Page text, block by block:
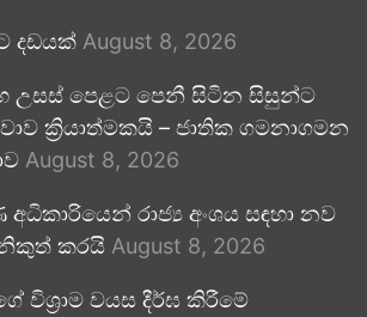
දඩයක් August 8, 2026
උසස් පෙළට පෙනී සිටින සිසුන්ට
ක්‍රියාත්මකයි – ජාතික ගමනාගමන
August 8, 2026
රාජ්‍ය අංශය සඳහා නව
කරයි August 8, 2026
වයස දීර්ඝ කිරීමේ